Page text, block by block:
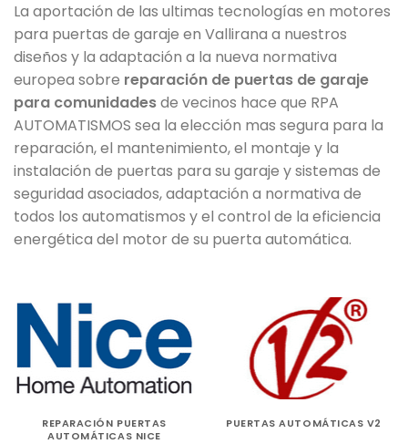
La aportación de las ultimas tecnologías en motores
para puertas de garaje en Vallirana a nuestros
diseños y la adaptación a la nueva normativa
europea sobre reparación de puertas de garaje
para comunidadesde vecinos hace que RPA
AUTOMATISMOS sea la elección mas segura para la
reparación, el mantenimiento, el montaje y la
instalación de puertas para su garaje y sistemas de
seguridad asociados, adaptación a normativa de
todos los automatismos y el control de la eficiencia
energética del motor de su puerta automática.
REPARACIÓN PUERTAS
AUTOMÁTICAS NICE
PUERTAS AUTOMÁTICAS V2